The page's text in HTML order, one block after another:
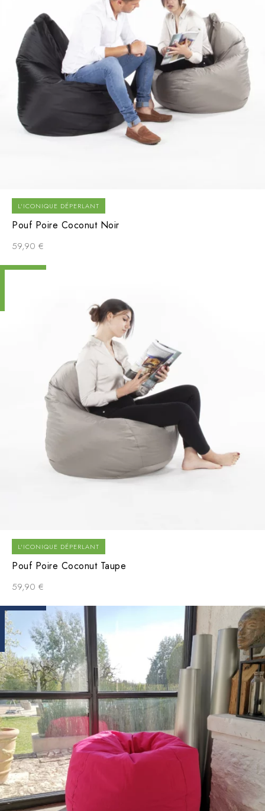
L'ICONIQUE DÉPERLANT
Pouf Poire Coconut Noir
59,90 €
L'ICONIQUE DÉPERLANT
Pouf Poire Coconut Taupe
59,90 €